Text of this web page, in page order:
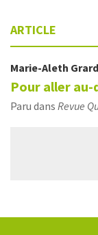
ARTICLE
Marie-Aleth Grard
Pour aller
Paru dans Revue